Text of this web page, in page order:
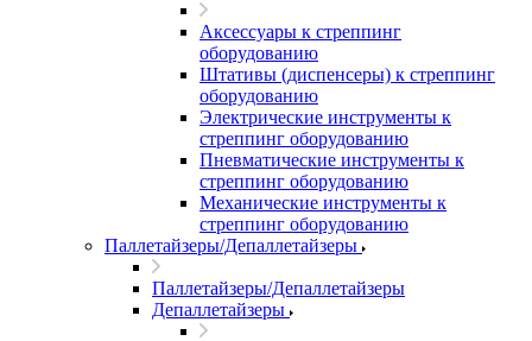
Аксессуары к стреппинг
оборудованию
Штативы (диспенсеры) к стреппинг
оборудованию
Электрические инструменты к
стреппинг оборудованию
Пневматические инструменты к
стреппинг оборудованию
Механические инструменты к
стреппинг оборудованию
Паллетайзеры/Депаллетайзеры
Паллетайзеры/Депаллетайзеры
Депаллетайзеры